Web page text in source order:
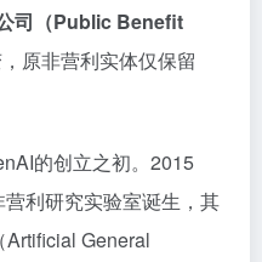
司（Public Benefit
原非营利实体仅保留
的创立之初。2015
利研究实验室诞生，其
General